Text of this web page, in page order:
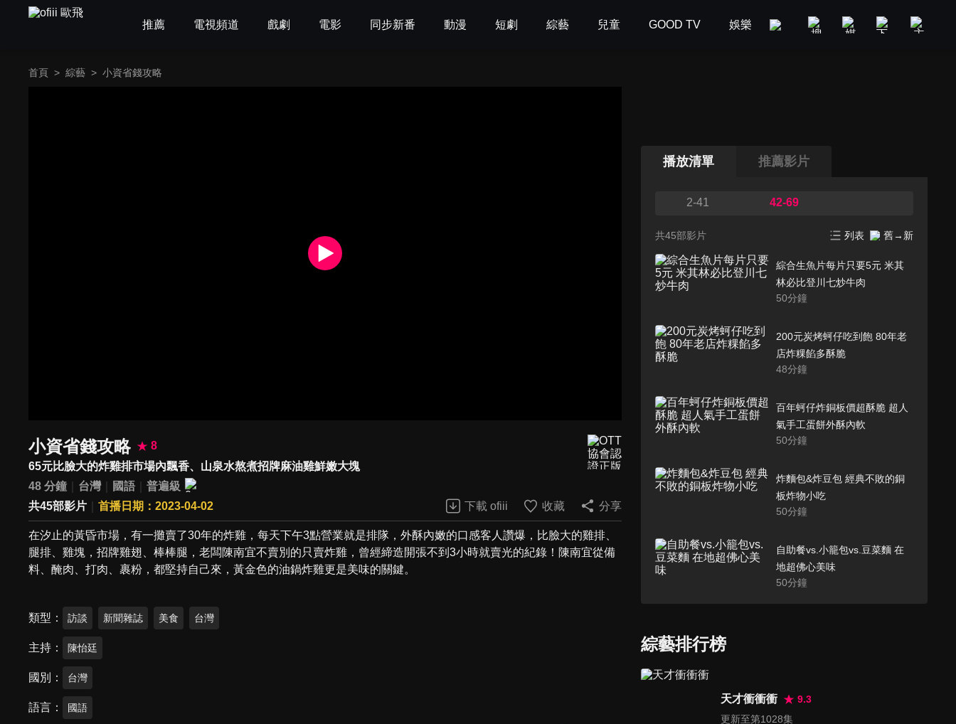
推薦 電視頻道 戲劇 電影 同步新番 動漫 短劇 綜藝 兒童 GOOD TV 娛樂 美食旅遊 新聞政論
首頁 > 綜藝 > 小資省錢攻略
小資省錢攻略
8
65元比臉大的炸雞排市場內飄香、山泉水熬煮招牌麻油雞鮮嫩大塊
48 分鐘
台灣 國語
普遍級
共45部影片
首播日期：2023-04-02 下載 ofiii 收藏 分享
在汐止的黃昏市場，有一攤賣了30年的炸雞，每天下午3點營業就是排隊，外酥內嫩的口感客人讚爆，比臉大的雞排、
腿排、雞塊，招牌雞翅、棒棒腿，老闆陳南宜不賣別的只賣炸雞，曾經締造開張不到3小時就賣光的紀錄！陳南宜從備
料、醃肉、打肉、裹粉，都堅持自己來，黃金色的油鍋炸雞更是美味的關鍵。
類型 訪談 新聞雜誌 美食 台灣
主持 陳怡廷
國別 台灣
語言 國語
播放清單 推薦影片
2-41 42-69
共45部影片 列表 舊→新
綜合生魚片每片只要5元 米其
林必比登川七炒牛肉
50分鐘
200元炭烤蚵仔吃到飽 80年老
店炸粿餡多酥脆
48分鐘
百年蚵仔炸銅板價超酥脆 超人
氣手工蛋餅外酥內軟
50分鐘
炸麵包&炸豆包 經典不敗的銅
板炸物小吃
50分鐘
自助餐vs.小籠包vs.豆菜麵 在
地超佛心美味
50分鐘
全台佛心店家大集合
50 分鐘
綜藝排行榜
天才衝衝衝
9.3
更新至第1028集